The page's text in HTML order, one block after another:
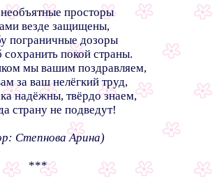
просторы
везде защищены,
пограничные дозоры
сохранить покой страны.
мы вашим поздравляем,
за ваш нелёгкий труд,
надёжны, твёрдо знаем,
страну не подведут!
Степнова Арина)
***